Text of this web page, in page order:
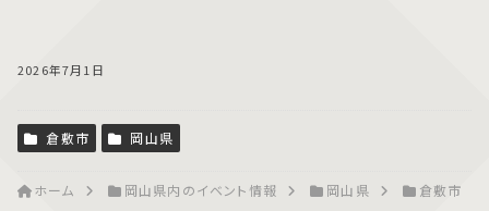
2026年7月1日
倉敷市 岡山県
ホーム 岡山県内のイベント情報 岡山県 倉敷市